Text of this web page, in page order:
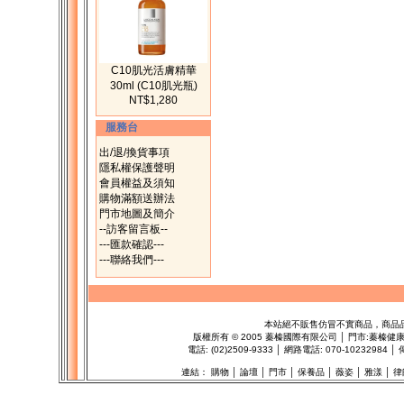
C10肌光活膚精華
30ml (C10肌光瓶)
NT$1,280
服務台
出/退/換貨事項
隱私權保護聲明
會員權益及須知
購物滿額送辦法
門市地圖及簡介
--訪客留言板--
---匯款確認---
---聯絡我們---
本站絕不販售仿冒不實商品，商品
版權所有 ©2005 蓁榛國際有限公司 │ 門市:蓁榛健
電話: (02)2509-9333 │ 網路電話: 070-10232984 │
連結： 購物│ 論壇│ 門市│ 保養品│ 薇姿│ 雅漾 律